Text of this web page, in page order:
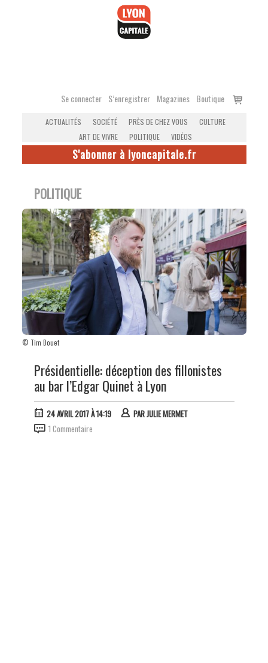
Se connecter S’enregistrer Magazines Boutique
Voir
ACTUALITÉS SOCIÉTÉ PRÈS DE CHEZ VOUS
CULTURE
ART DE VIVRE
POLITIQUE VIDÉOS
S'abonner à lyoncapitale.fr
POLITIQUE
© Tim Douet
Présidentielle: déception des fillonistes
au bar l’Edgar Quinet à Lyon
24 AVRIL 2017 À 14:19 PARJULIE MERMET
1 Commentaire